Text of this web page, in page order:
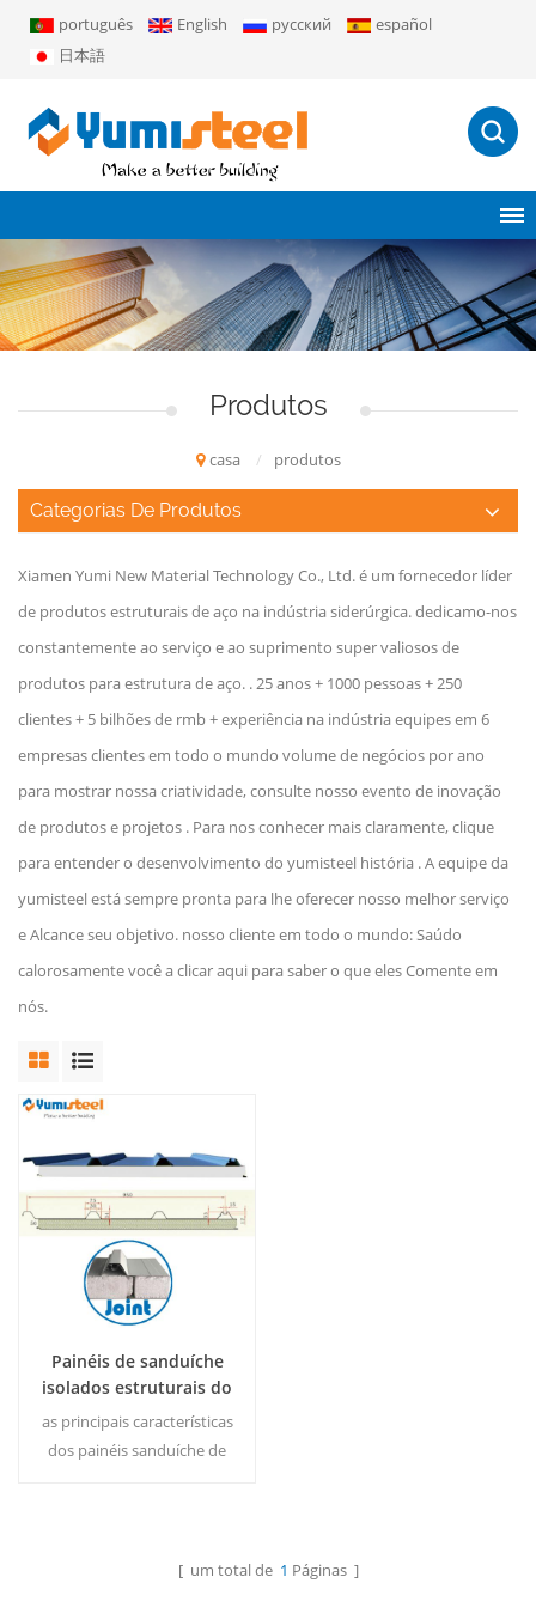
português English русский
español
日本語
Produtos
casa / produtos
Categorias De Produtos
Xiamen Yumi New Material Technology Co., Ltd. é um fornecedor líder
de produtos estruturais de aço na indústria siderúrgica. dedicamo-nos
constantemente ao serviço e ao suprimento super valiosos de
produtos para estrutura de aço. . 25 anos + 1000 pessoas + 250
clientes + 5 bilhões de rmb + experiência na indústria equipes em 6
empresas clientes em todo o mundo volume de negócios por ano
para mostrar nossa criatividade, consulte nosso evento de inovação
de produtos e projetos . Para nos conhecer mais claramente, clique
para entender o desenvolvimento do yumisteel história . A equipe da
yumisteel está sempre pronta para lhe oferecer nosso melhor serviço
e Alcance seu objetivo. nosso cliente em todo o mundo: Saúdo
calorosamente você a clicar aqui para saber o que eles Comente em
nós.
Painéis de sanduíche
isolados estruturais do
eps da cor de 50mm
para o telhado
as principais características
dos painéis sanduíche de
moq: 500m² / color e amp;
Informação
[ um total de 1 Páginas ]